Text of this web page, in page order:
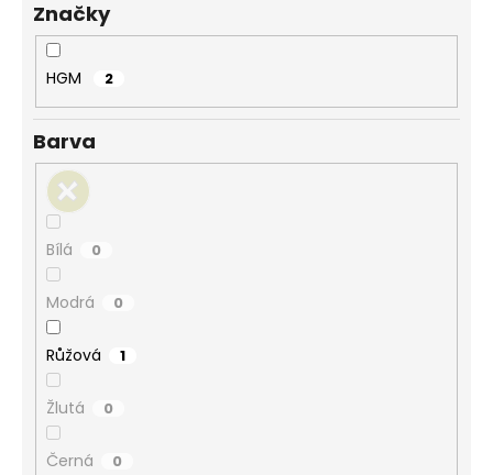
ůZnačky
HGM 2
Barva
Bílá 0
Modrá 0
Růžová 1
Žlutá 0
Černá 0
a
?